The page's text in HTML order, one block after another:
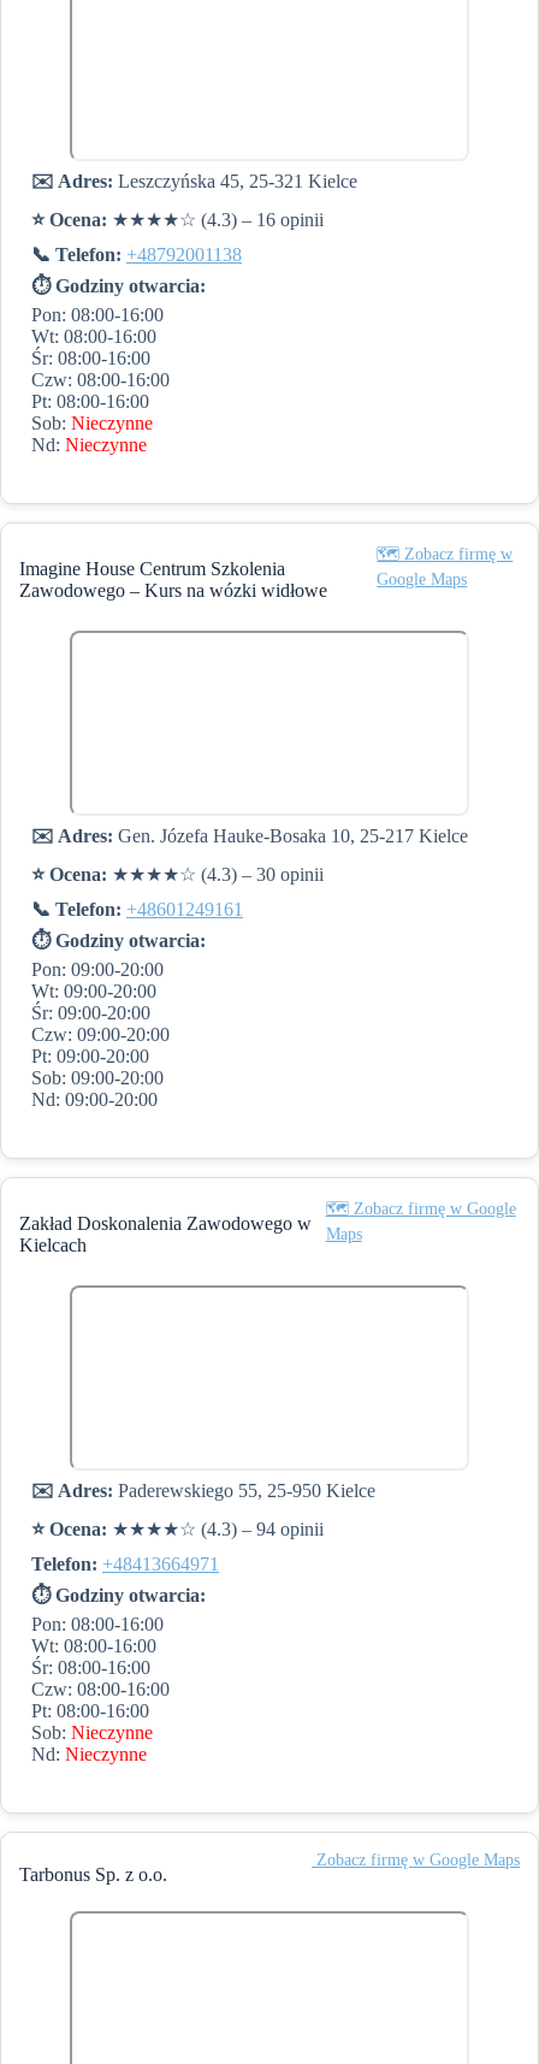
✉️ Adres: Leszczyńska 45, 25-321 Kielce
⭐️ Ocena: ★★★★☆ (4.3) – 16 opinii
📞 Telefon: +48792001138
⏱ Godziny otwarcia:
Pon: 08:00-16:00
Wt: 08:00-16:00
Śr: 08:00-16:00
Czw: 08:00-16:00
Pt: 08:00-16:00
Sob: Nieczynne
Nd: Nieczynne
Imagine House Centrum Szkolenia
Zawodowego – Kurs na wózki widłowe
🗺️ Zobacz firmę w
Google Maps
✉️ Adres: Gen. Józefa Hauke-Bosaka 10, 25-217 Kielce
⭐️ Ocena: ★★★★☆ (4.3) – 30 opinii
📞 Telefon: +48601249161
⏱ Godziny otwarcia:
Pon: 09:00-20:00
Wt: 09:00-20:00
Śr: 09:00-20:00
Czw: 09:00-20:00
Pt: 09:00-20:00
Sob: 09:00-20:00
Nd: 09:00-20:00
Zakład Doskonalenia Zawodowego w
Kielcach
🗺️ Zobacz firmę w Google
Maps
✉️ Adres: Paderewskiego 55, 25-950 Kielce
⭐️ Ocena: ★★★★☆ (4.3) – 94 opinii
Telefon: +48413664971
⏱ Godziny otwarcia:
Pon: 08:00-16:00
Wt: 08:00-16:00
Śr: 08:00-16:00
Czw: 08:00-16:00
Pt: 08:00-16:00
Sob: Nieczynne
Nd: Nieczynne
Tarbonus Sp. z o.o.
️ Zobacz firmę w Google Maps